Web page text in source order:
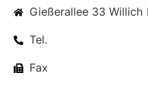
Gießerallee 33 Willich
Tel.
Fax